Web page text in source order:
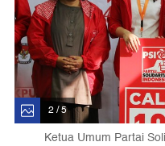
2 / 5
Ketua Umum Partai